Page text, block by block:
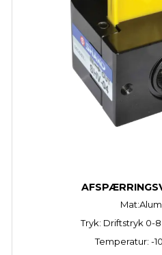
Tryk: Driftstryk 0-8
Temperatur: -